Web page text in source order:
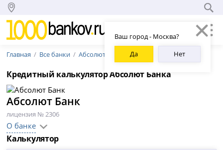
Ваш город - Москва?
Да
Нет
Главная Все банки Абсолют Банк
Кредитный калькулятор Абсолют Банка
Абсолют Банк
лицензия № 2306
О банке
Калькулятор